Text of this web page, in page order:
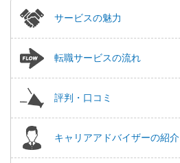
サービスの魅力
転職サービスの流れ
評判・口コミ
キャリアアドバイザーの紹介